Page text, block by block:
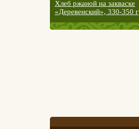
Хлеб ржаной на закваске
«Деревенский», 330-350 г